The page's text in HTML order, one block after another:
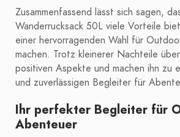
Zusammenfassend lässt sich sagen,
Wanderrucksack 50L viele Vorteile
einer hervorragenden Wahl für
machen. Trotz kleinerer Nachteile
positiven Aspekte und machen ihn zu
und zuverlässigen Begleiter für
Ihr perfekter Begleiter für
Abenteuer